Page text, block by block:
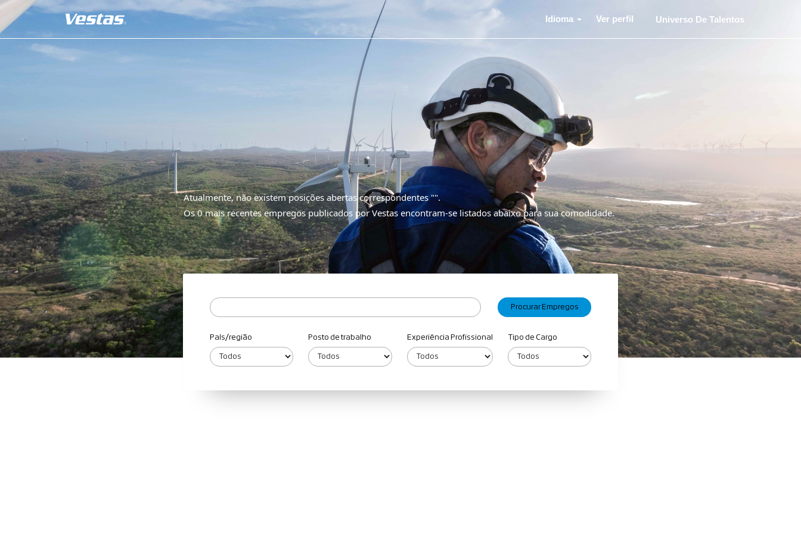
Idioma Ver perfil Universo De Talentos
Atualmente, não existem posições abertas correspondentes "".
Os 0 mais recentes empregos publicados por Vestas encontram-se listados abaixo para sua comodidade.
País/região Posto de trabalho Experiência Profissional Tipo de Cargo